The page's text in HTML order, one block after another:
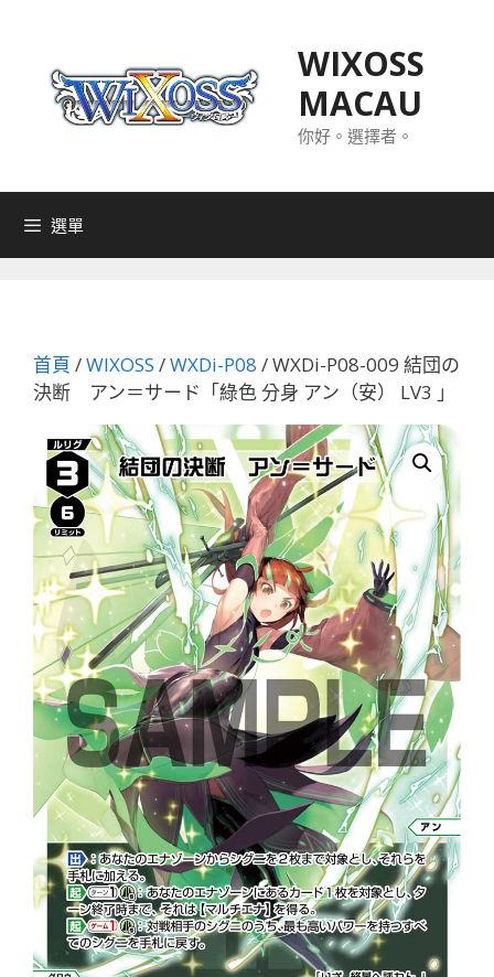
WIXOSS
MACAU
你好。選擇者。
選單
首頁 /WIXOSS /WXDi-P08 / WXDi-P08-009 結団の
決断 アン＝サード「綠色 分身 アン（安） LV3 」